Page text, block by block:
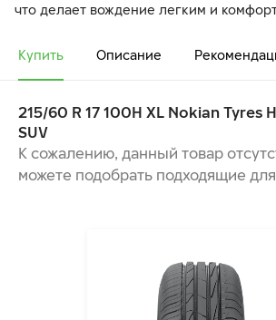
что делает вождение легким и
гравийных дорогах и скоростных
Шины семейства Hakka Blue 3
обладают наилучшим возможным
сцеплению с мокрой дорогой (по
АККУРАТНО И ТОЧНО
МОКРОЙ ДОРОГЕ И ЭФФЕКТИВНО
НАДЕЖНЫЕ НА ДОРОГАХ И
Купить Описание
215/60 R 17 100H XL Nokian Tyres
SUV
К сожалению, данный товар
можете подобрать подходящие